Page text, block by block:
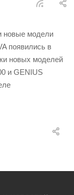
новые модели
появились в
новых моделей
и GENIUS